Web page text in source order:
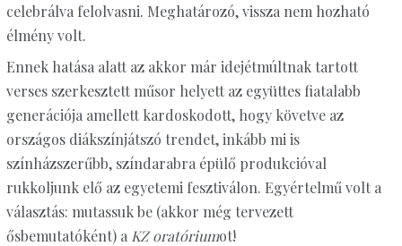
celebrálva felolvasni. Meghatározó, vissza nem hozható
élmény volt.
Ennek hatása alatt az akkor már idejétmúltnak tartott
verses szerkesztett műsor helyett az együttes fiatalabb
generációja amellett kardoskodott, hogy követve az
országos diákszínjátszó trendet, inkább mi is
színházszerűbb, színdarabra épülő produkcióval
rukkoljunk elő az egyetemi fesztiválon. Egyértelmű volt a
választás: mutassuk be (akkor még tervezett
ősbemutatóként) a KZ oratóriumot!